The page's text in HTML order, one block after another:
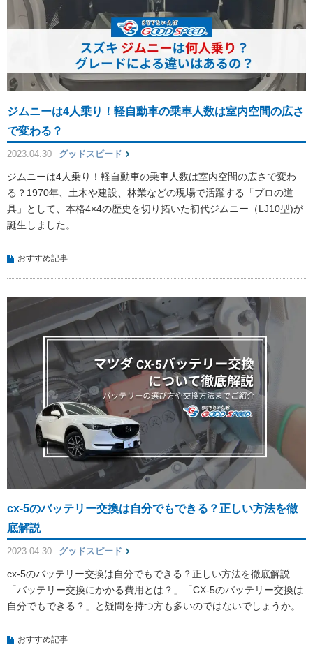
ジムニーは4人乗り！軽自動車の乗車人数は室内空間の広さ
で変わる？
2023.04.30 グッドスピード
ジムニーは4人乗り！軽自動車の乗車人数は室内空間の広さで変わ
る？1970年、土木や建設、林業などの現場で活躍する「プロの道
具」として、本格4×4の歴史を切り拓いた初代ジムニー（LJ10型)が
誕生しました。
おすすめ記事
cx-5のバッテリー交換は自分でもできる？正しい方法を徹
底解説
2023.04.30 グッドスピード
cx-5のバッテリー交換は自分でもできる？正しい方法を徹底解説
「バッテリー交換にかかる費用とは？」「CX-5のバッテリー交換は
自分でもできる？」と疑問を持つ方も多いのではないでしょうか。
おすすめ記事